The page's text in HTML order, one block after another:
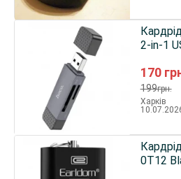
170
199грн.
2-in-1
Харків
0T12